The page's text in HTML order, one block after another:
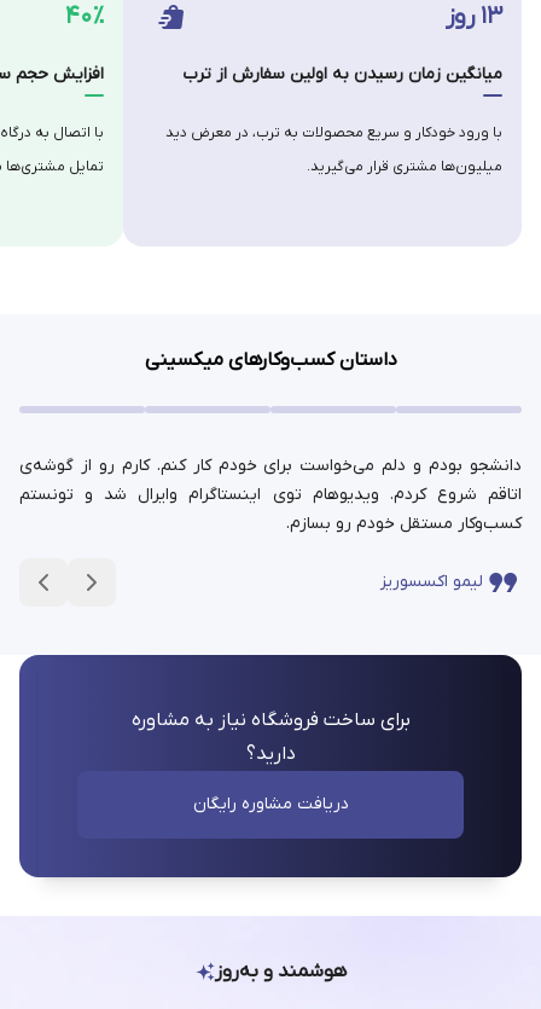
۴۰٪
افزایش حجم
با اتصال به
تمایل
۱۳ روز
میانگین زمان رسیدن به اولین سفارش از ترب
با ورود خودکار و سریع محصولات به ترب، در معرض دید
میلیون‌ها مشتری قرار می‌گیرید.
داستان کسب‌وکارهای میکسینی
دانشجو بودم و دلم می‌خواست برای خودم کار کنم. کارم رو از گوشه‌ی
اتاقم شروع کردم. ویدیوهام توی اینستاگرام وایرال شد و تونستم
کسب‌وکار مستقل خودم رو بسازم.
لیمو اکسسوریز
برای ساخت فروشگاه نیاز به مشاوره
دارید؟
دریافت مشاوره رایگان
هوشمند و به‌روز